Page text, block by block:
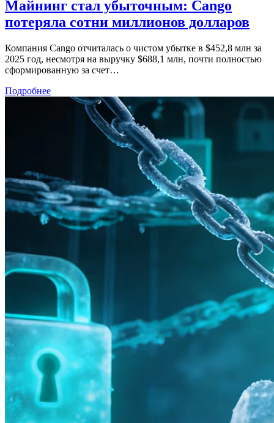
Майнинг стал убыточным: Cango
потеряла сотни миллионов долларов
Компания Cango отчиталась о чистом убытке в $452,8 млн за
2025 год, несмотря на выручку $688,1 млн, почти полностью
сформированную за счет…
Подробнее